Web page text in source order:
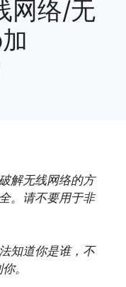
网络/无
解无线网络的方
。请不要用于非
知道你是谁，不
。